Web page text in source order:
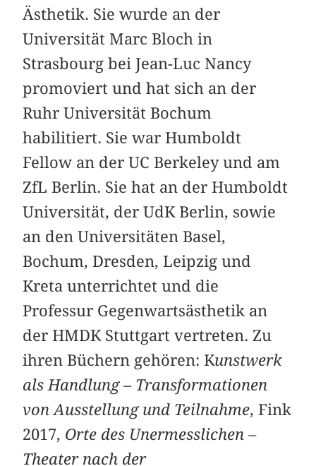
Ästhetik. Sie wurde an der
Universität Marc Bloch in
Strasbourg bei Jean-Luc Nancy
promoviert und hat sich an der
Ruhr Universität Bochum
habilitiert. Sie war Humboldt
Fellow an der UC Berkeley und am
ZfL Berlin. Sie hat an der Humboldt
Universität, der UdK Berlin, sowie
an den Universitäten Basel,
Bochum, Dresden, Leipzig und
Kreta unterrichtet und die
Professur Gegenwartsästhetik an
der HMDK Stuttgart vertreten. Zu
ihren Büchern gehören: Kunstwerk
als Handlung – Transformationen
von Ausstellung und Teilnahme, Fink
2017, Orte des Unermesslichen –
Theater nach der